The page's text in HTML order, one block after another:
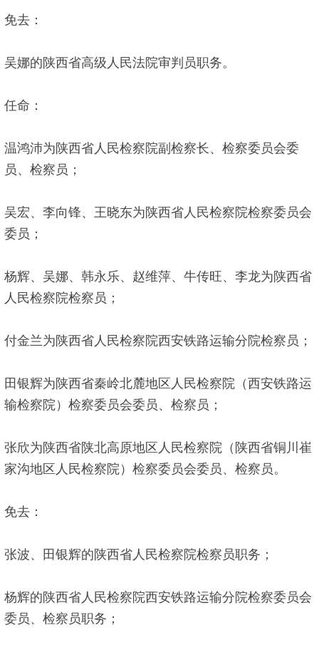
免去：
吴娜的陕西省高级人民法院审判员职务。
任命：
温鸿沛为陕西省人民检察院副检察长、检察委员会委
员、检察员；
吴宏、李向锋、王晓东为陕西省人民检察院检察委员会
委员；
杨辉、吴娜、韩永乐、赵维萍、牛传旺、李龙为陕西省
人民检察院检察员；
付金兰为陕西省人民检察院西安铁路运输分院检察员；
田银辉为陕西省秦岭北麓地区人民检察院（西安铁路运
输检察院）检察委员会委员、检察员；
张欣为陕西省陕北高原地区人民检察院（陕西省铜川崔
家沟地区人民检察院）检察委员会委员、检察员。
免去：
张波、田银辉的陕西省人民检察院检察员职务；
杨辉的陕西省人民检察院西安铁路运输分院检察委员会
委员、检察员职务；